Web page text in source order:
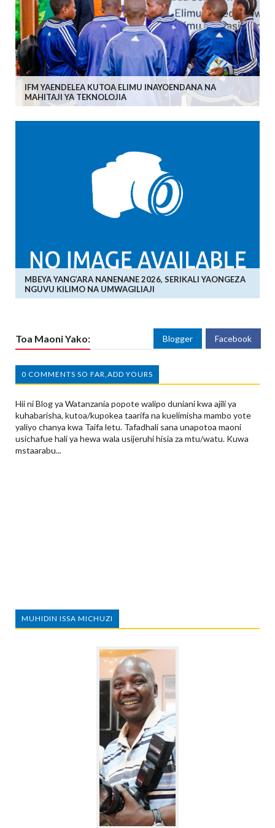
IFM YAENDELEA KUTOA ELIMU INAYOENDANA NA
MAHITAJI YA TEKNOLOJIA
MBEYA YANG’ARA NANENANE 2026, SERIKALI YAONGEZA
NGUVU KILIMO NA UMWAGILIAJI
Toa Maoni Yako: Blogger Facebook
0 COMMENTS SO FAR,ADD YOURS
Hii ni Blog ya Watanzania popote walipo duniani kwa ajili ya
kuhabarisha, kutoa/kupokea taarifa na kuelimisha mambo yote
yaliyo chanya kwa Taifa letu. Tafadhali sana unapotoa maoni
usichafue hali ya hewa wala usijeruhi hisia za mtu/watu. Kuwa
mstaarabu...
MUHIDIN ISSA MICHUZI